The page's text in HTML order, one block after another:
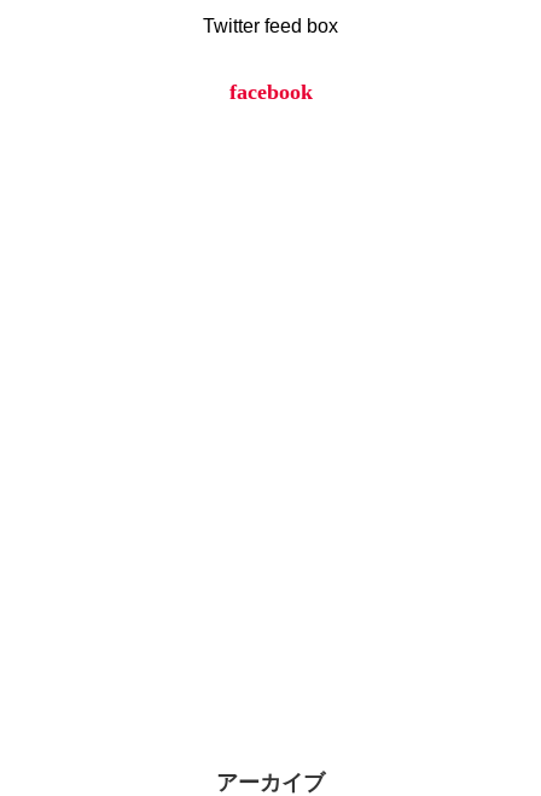
Twitter feed box
facebook
アーカイブ